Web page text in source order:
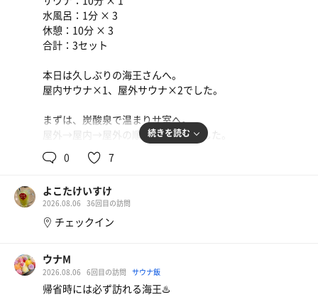
水風呂：1分 × 3
休憩：10分 × 3
合計：3セット
本日は久しぶりの海王さんへ。
屋内サウナ×1、屋外サウナ×2でした。
まずは、炭酸泉で温まりサ室へ。
屋外→屋内→屋外の順番で蒸されました。
久しぶりのため、屋外サウナが熱く感じました。
暑くなったためか…温度が熱くなったのか…
そして、2階スペースで、ととのいました。
本日も良きサウナ日和でした。
続きを読む
0 7
よこたけいすけ
2026.08.06 36回目の訪問
チェックイン
ウナM
2026.08.06 6回目の訪問 サウナ飯
帰省時には必ず訪れる海王♨️